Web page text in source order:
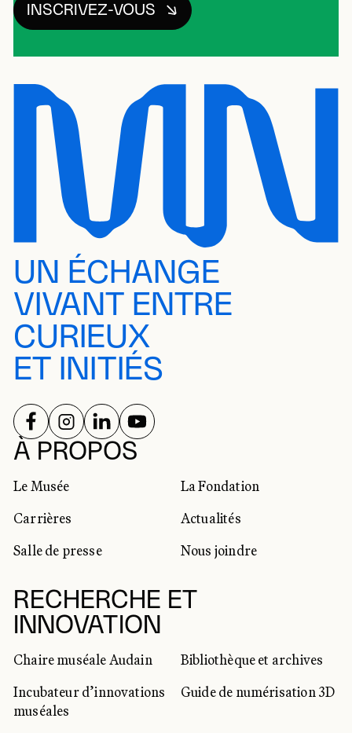
INSCRIVEZ-VOUS
UN ÉCHANGE
VIVANT ENTRE
CURIEUX
ET INITIÉS
À PROPOS
Le Musée
La Fondation
Carrières
Actualités
Salle de presse
Nous joindre
RECHERCHE ET
INNOVATION
Chaire muséale Audain
Bibliothèque et archives
Incubateur d’innovations
muséales
Guide de numérisation 3D
RÉSEAUX SOCIAUX
SUIVEZ-NOUS SUR
SUIVEZ-NOUS SUR
SUIVEZ-NOUS SUR
SUIVEZ-NOUS SUR